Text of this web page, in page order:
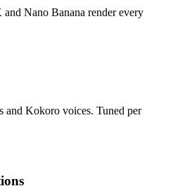
Nano Banana render every
and Kokoro voices. Tuned per